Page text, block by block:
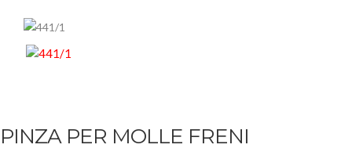
PINZA PER MOLLE FRENI